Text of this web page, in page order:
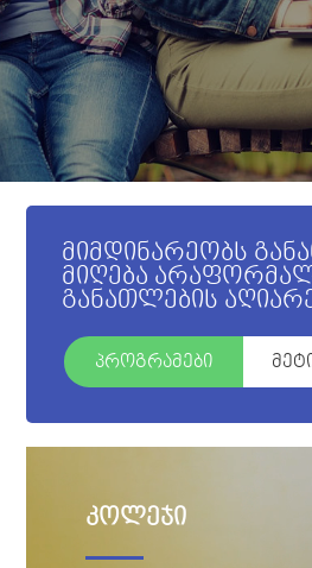
მიმდინარეობს
მიღება
განათლების
პროგრამები
კოლეჯი